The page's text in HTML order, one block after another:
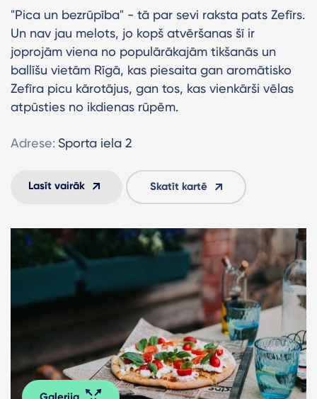
"Pica un bezrūpība" - tā par sevi raksta pats Zefīrs.
Un nav jau melots, jo kopš atvēršanas šī ir
joprojām viena no populārākajām tikšanās un
ballīšu vietām Rīgā, kas piesaita gan aromātisko
Zefīra picu kārotājus, gan tos, kas vienkārši vēlas
atpūsties no ikdienas rūpēm.
Adrese: Sporta iela 2
Lasīt vairāk Skatīt kartē